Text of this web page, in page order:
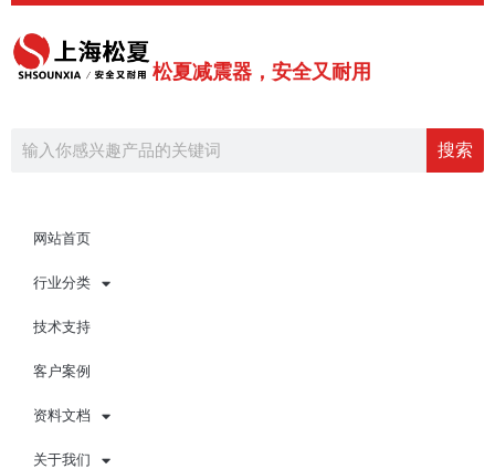
跳
内
松夏减震器，安全又耐用
搜索
网站首页
行业分类
技术支持
客户案例
资料文档
关于我们